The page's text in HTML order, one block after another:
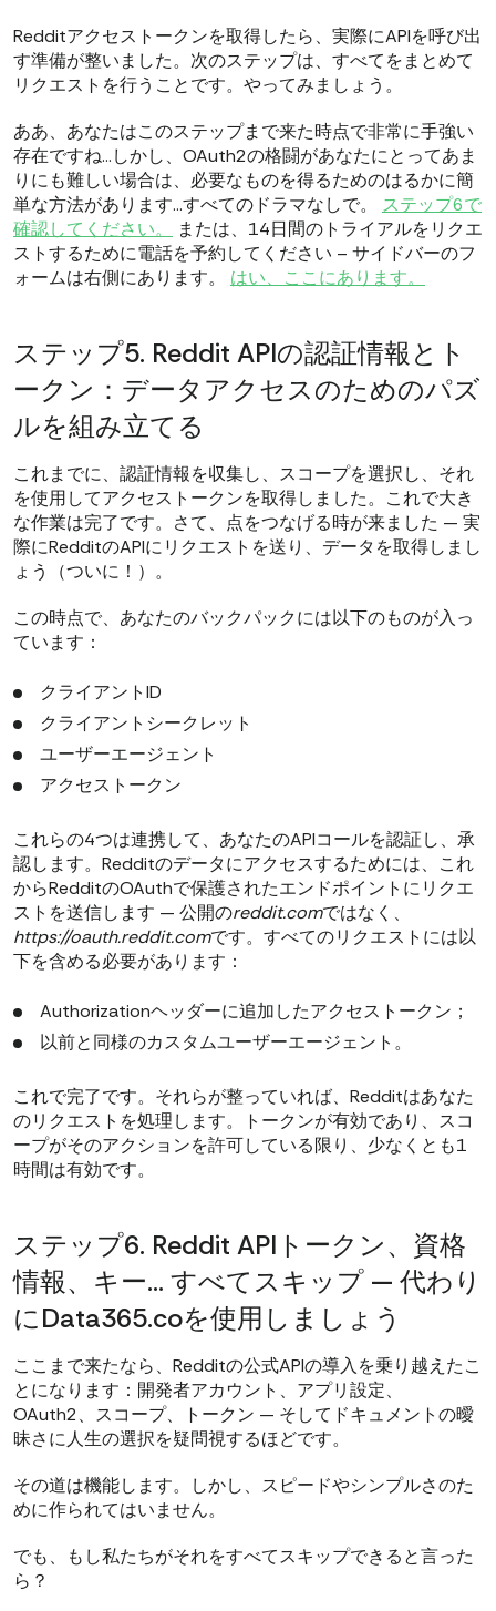
Redditアクセストークンを取得したら、実際にAPIを呼び出
す準備が整いました。次のステップは、すべてをまとめて
リクエストを行うことです。やってみましょう。
ああ、あなたはこのステップまで来た時点で非常に手強い
存在ですね…しかし、OAuth2の格闘があなたにとってあま
りにも難しい場合は、必要なものを得るためのはるかに簡
単な方法があります…すべてのドラマなしで。 ステップ6で
確認してください。
または、14日間のトライアルをリクエ
ストするために電話を予約してください – サイドバーのフ
ォームは右側にあります。 はい、ここにあります。
ステップ5. Reddit APIの認証情報とト
ークン：データアクセスのためのパズ
ルを組み立てる
これまでに、認証情報を収集し、スコープを選択し、それ
を使用してアクセストークンを取得しました。これで大き
な作業は完了です。さて、点をつなげる時が来ました — 実
際にRedditのAPIにリクエストを送り、データを取得しまし
ょう（ついに！）。
この時点で、あなたのバックパックには以下のものが入っ
ています：
クライアントID
クライアントシークレット
ユーザーエージェント
アクセストークン
これらの4つは連携して、あなたのAPIコールを認証し、承
認します。Redditのデータにアクセスするためには、これ
からRedditのOAuthで保護されたエンドポイントにリクエ
ストを送信します — 公開のreddit.comではなく、
https://oauth.reddit.comです。すべてのリクエストには以
下を含める必要があります：
Authorizationヘッダーに追加したアクセストークン；
以前と同様のカスタムユーザーエージェント。
これで完了です。それらが整っていれば、Redditはあなた
のリクエストを処理します。トークンが有効であり、スコ
ープがそのアクションを許可している限り、少なくとも1
時間は有効です。
ステップ6. Reddit APIトークン、資格
情報、キー… すべてスキップ — 代わり
にData365.coを使用しましょう
ここまで来たなら、Redditの公式APIの導入を乗り越えたこ
とになります：開発者アカウント、アプリ設定、
OAuth2、スコープ、トークン — そしてドキュメントの曖
昧さに人生の選択を疑問視するほどです。
その道は機能します。しかし、スピードやシンプルさのた
めに作られてはいません。
でも、もし私たちがそれをすべてスキップできると言った
ら？